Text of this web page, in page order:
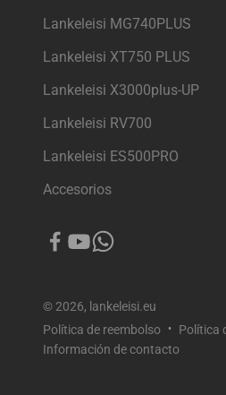
Lankeleisi MG740PLUS
Lankeleisi XT750 PLUS
Lankeleisi X3000plus-UP
Lankeleisi RV700
Lankeleisi ES500PRO
Accesorios
© 2026, lankeleisi.eu
Política de reembolso
Política
Información de contacto